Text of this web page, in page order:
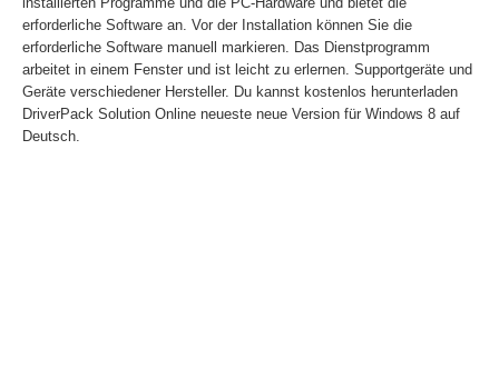
erforderliche Software an. Vor der Installation können Sie die
erforderliche Software manuell markieren. Das Dienstprogramm
arbeitet in einem Fenster und ist leicht zu erlernen. Supportgeräte und
Geräte verschiedener Hersteller. Du kannst kostenlos herunterladen
DriverPack Solution Online neueste neue Version für Windows 8 auf
Deutsch.